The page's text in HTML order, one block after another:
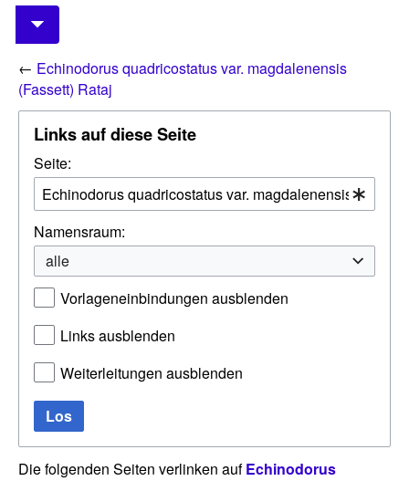
← Echinodorus quadricostatus var. magdalenensis
(Fassett) Rataj
Links auf diese Seite
Seite:
Namensraum:
alle
Vorlageneinbindungen ausblenden
Links ausblenden
Weiterleitungen ausblenden
Los
Die folgenden Seiten verlinken aufEchinodorus